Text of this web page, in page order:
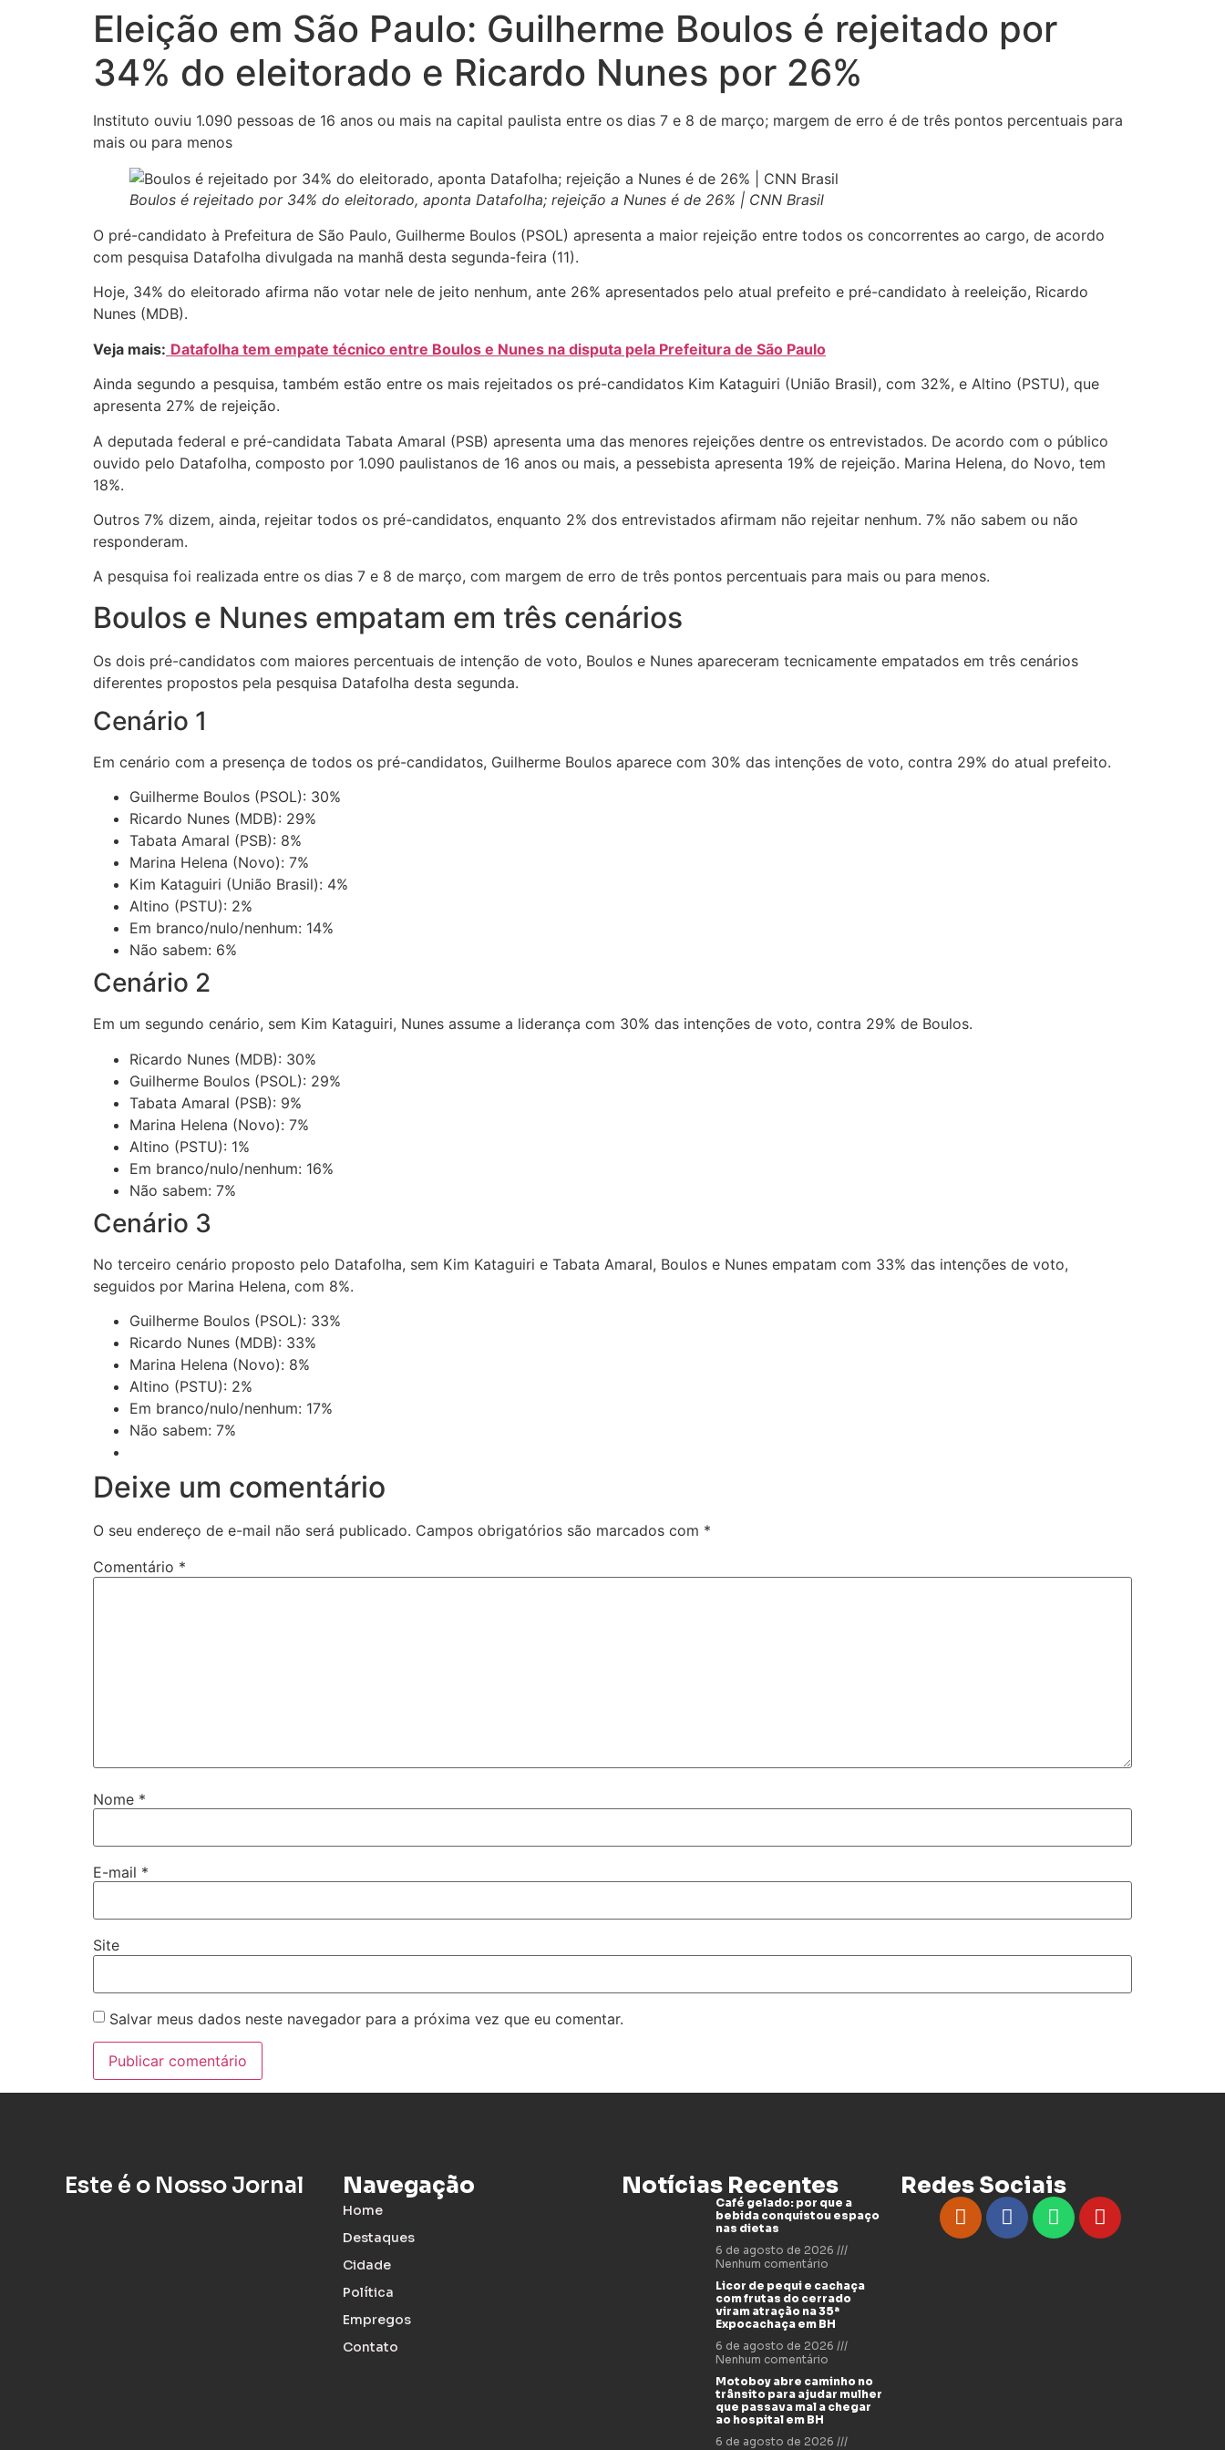
Eleição em São Paulo: Guilherme Boulos é rejeitado por
34% do eleitorado e Ricardo Nunes por 26%
Instituto ouviu 1.090 pessoas de 16 anos ou mais na capital paulista entre os dias 7 e 8 de março; margem de erro é de três pontos percentuais para
mais ou para menos
Boulos é rejeitado por 34% do eleitorado, aponta Datafolha; rejeição a Nunes é de 26% | CNN Brasil
O pré-candidato à Prefeitura de São Paulo, Guilherme Boulos (PSOL) apresenta a maior rejeição entre todos os concorrentes ao cargo, de acordo
com pesquisa Datafolha divulgada na manhã desta segunda-feira (11).
Hoje, 34% do eleitorado afirma não votar nele de jeito nenhum, ante 26% apresentados pelo atual prefeito e pré-candidato à reeleição, Ricardo
Nunes (MDB).
Veja mais: Datafolha tem empate técnico entre Boulos e Nunes na disputa pela Prefeitura de São Paulo
Ainda segundo a pesquisa, também estão entre os mais rejeitados os pré-candidatos Kim Kataguiri (União Brasil), com 32%, e Altino (PSTU), que
apresenta 27% de rejeição.
A deputada federal e pré-candidata Tabata Amaral (PSB) apresenta uma das menores rejeições dentre os entrevistados. De acordo com o público
ouvido pelo Datafolha, composto por 1.090 paulistanos de 16 anos ou mais, a pessebista apresenta 19% de rejeição. Marina Helena, do Novo, tem
18%.
Outros 7% dizem, ainda, rejeitar todos os pré-candidatos, enquanto 2% dos entrevistados afirmam não rejeitar nenhum. 7% não sabem ou não
responderam.
A pesquisa foi realizada entre os dias 7 e 8 de março, com margem de erro de três pontos percentuais para mais ou para menos.
Boulos e Nunes empatam em três cenários
Os dois pré-candidatos com maiores percentuais de intenção de voto, Boulos e Nunes apareceram tecnicamente empatados em três cenários
diferentes propostos pela pesquisa Datafolha desta segunda.
Cenário 1
Em cenário com a presença de todos os pré-candidatos, Guilherme Boulos aparece com 30% das intenções de voto, contra 29% do atual prefeito.
Guilherme Boulos (PSOL): 30%
Ricardo Nunes (MDB): 29%
Tabata Amaral (PSB): 8%
Marina Helena (Novo): 7%
Kim Kataguiri (União Brasil): 4%
Altino (PSTU): 2%
Em branco/nulo/nenhum: 14%
Não sabem: 6%
Cenário 2
Em um segundo cenário, sem Kim Kataguiri, Nunes assume a liderança com 30% das intenções de voto, contra 29% de Boulos.
Ricardo Nunes (MDB): 30%
Guilherme Boulos (PSOL): 29%
Tabata Amaral (PSB): 9%
Marina Helena (Novo): 7%
Altino (PSTU): 1%
Em branco/nulo/nenhum: 16%
Não sabem: 7%
Cenário 3
No terceiro cenário proposto pelo Datafolha, sem Kim Kataguiri e Tabata Amaral, Boulos e Nunes empatam com 33% das intenções de voto,
seguidos por Marina Helena, com 8%.
Guilherme Boulos (PSOL): 33%
Ricardo Nunes (MDB): 33%
Marina Helena (Novo): 8%
Altino (PSTU): 2%
Em branco/nulo/nenhum: 17%
Não sabem: 7%
Deixe um comentário
O seu endereço de e-mail não será publicado. Campos obrigatórios são marcados com *
Comentário *
Nome *
E-mail *
Site
Salvar meus dados neste navegador para a próxima vez que eu comentar.
Este é o Nosso Jornal Navegação
Home
Destaques
Cidade
Política
Empregos
Contato
Notícias Recentes
Café gelado: por que a
bebida conquistou espaço
nas dietas
6 de agosto de 2026
Nenhum comentário
Licor de pequi e cachaça
com frutas do cerrado
viram atração na 35ª
Expocachaça em BH
6 de agosto de 2026
Nenhum comentário
Motoboy abre caminho no
trânsito para ajudar mulher
que passava mal a chegar
ao hospital em BH
6 de agosto de 2026
Redes Sociais